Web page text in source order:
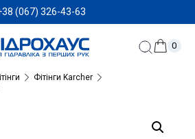
(067) 326-43-63
0
Фітінги Karcher